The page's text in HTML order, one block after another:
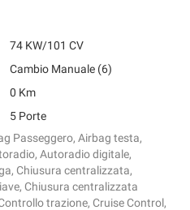
74 KW/101 CV
Cambio Manuale (6)
0 Km
5 Porte
Passeggero, Airbag testa,
Autoradio digitale,
Chiusura centralizzata,
Chiusura centralizzata
trazione, Cruise Control,